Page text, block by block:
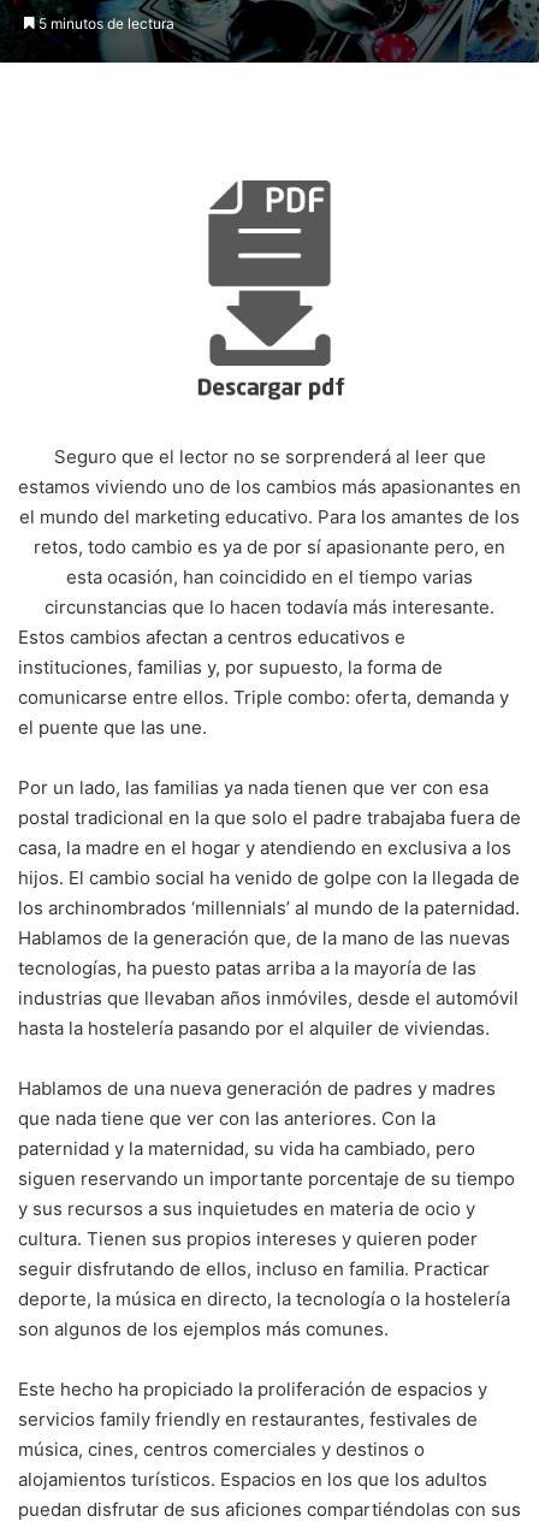
5 minutos de lectura
Seguro que el lector no se sorprenderá al leer que
estamos viviendo uno de los cambios más apasionantes en
el mundo del marketing educativo. Para los amantes de los
retos, todo cambio es ya de por sí apasionante pero, en
esta ocasión, han coincidido en el tiempo varias
circunstancias que lo hacen todavía más interesante.
Estos cambios afectan a centros educativos e
instituciones, familias y, por supuesto, la forma de
comunicarse entre ellos. Triple combo: oferta, demanda y
el puente que las une.
Por un lado, las familias ya nada tienen que ver con esa
postal tradicional en la que solo el padre trabajaba fuera de
casa, la madre en el hogar y atendiendo en exclusiva a los
hijos. El cambio social ha venido de golpe con la llegada de
los archinombrados ‘millennials’ al mundo de la paternidad.
Hablamos de la generación que, de la mano de las nuevas
tecnologías, ha puesto patas arriba a la mayoría de las
industrias que llevaban años inmóviles, desde el automóvil
hasta la hostelería pasando por el alquiler de viviendas.
Hablamos de una nueva generación de padres y madres
que nada tiene que ver con las anteriores. Con la
paternidad y la maternidad, su vida ha cambiado, pero
siguen reservando un importante porcentaje de su tiempo
y sus recursos a sus inquietudes en materia de ocio y
cultura. Tienen sus propios intereses y quieren poder
seguir disfrutando de ellos, incluso en familia. Practicar
deporte, la música en directo, la tecnología o la hostelería
son algunos de los ejemplos más comunes.
Este hecho ha propiciado la proliferación de espacios y
servicios family friendly en restaurantes, festivales de
música, cines, centros comerciales y destinos o
alojamientos turísticos. Espacios en los que los adultos
puedan disfrutar de sus aficiones compartiéndolas con sus